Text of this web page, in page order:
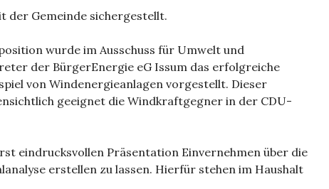
der Gemeinde sichergestellt.
wurde im Ausschuss für Umwelt und
der BürgerEnergie eG Issum das erfolgreiche
von Windenergieanlagen vorgestellt. Dieser
geeignet die Windkraftgegner in der CDU-
eindrucksvollen Präsentation Einvernehmen über die
erstellen zu lassen. Hierfür stehen im Haushalt